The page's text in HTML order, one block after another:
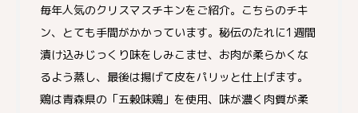
毎年人気のクリスマスチキンをご紹介。こちらのチキ
ン、とても手間がかかっています。秘伝のたれに1週間
漬け込みじっくり味をしみこませ、お肉が柔らかくな
るよう蒸し、最後は揚げて皮をパリッと仕上げます。
鶏は青森県の「五穀味鶏」を使用、味が濃く肉質が柔